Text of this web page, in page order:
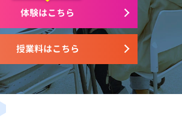
授業料はこちら
体験はこちら